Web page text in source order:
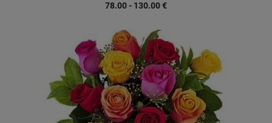
78.00 - 130.00€